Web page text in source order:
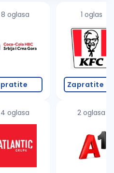
8 oglasa
4 oglasa
1 oglas
Zapratite
2 oglasa